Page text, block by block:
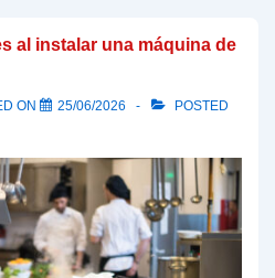
al instalar una máquina de
ON 25/06/2026
POSTED